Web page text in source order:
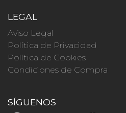
LEGAL
Aviso Legal
Política de Privacidad
Política de Cookies
Condiciones de Compra
SÍGUENOS